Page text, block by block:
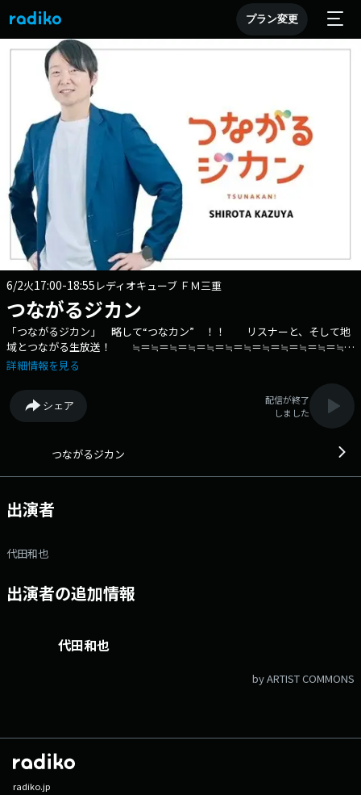
プラン変更
6/2火17:00-18:55 レディオキューブ ＦＭ三重
つながるジカン
「つながるジカン」 略して“つなカン” ！！ リスナーと、そして地
域とつながる生放送！ ≒＝≒＝≒＝≒＝≒＝≒＝≒＝≒＝≒＝≒＝≒＝≒＝
≒ 今日一日頑張った自分を「お帰りなさい、今日もよく頑張った！お
世論の風向きまでもが秒速で変わっていく混沌とした時代に、確かな「つ
ながり」を持てる地域コミュニティとしてのラジオ番組誕生！ 月曜～
火曜は代田和也アナウンサー 水曜～金曜は宮原えりかアナウンサー が
もお待ちしています！ ▽17:22〜 【 トップインタビュー～三重のキー
▽17:47〜 【 鈴鹿医療科学大学 「ヘルシー トーキング！」 】 鈴鹿医
療科学大学ってどんな大学？そんな疑問に鈴鹿医療科学大学教員の方々に
野についての事を聴きながら私たちにも役立つワンポイントアドバイスを
毎回教えてもらいます。専門家の方に聴く素朴な疑問もお答えいただきま
信也社長をスタジオにお招きし、住宅塗装、防水工事など色々お伺いして
ます ▽18:48〜 【 共感のジカン 】 皆さんの仕事や学校、家族のグチ
や悩み事に対して 代田アナ・宮原アナが全肯定します！ 番組Webサ
ム：https://fmmie.jp/programs/tsunagaruzikan/message.php Xハッ
詳細情報を見る
シェア
配信が終了
しました
つながるジカン
出演者
代田和也
出演者の追加情報
代田和也
by ARTIST COMMONS
radiko.jp